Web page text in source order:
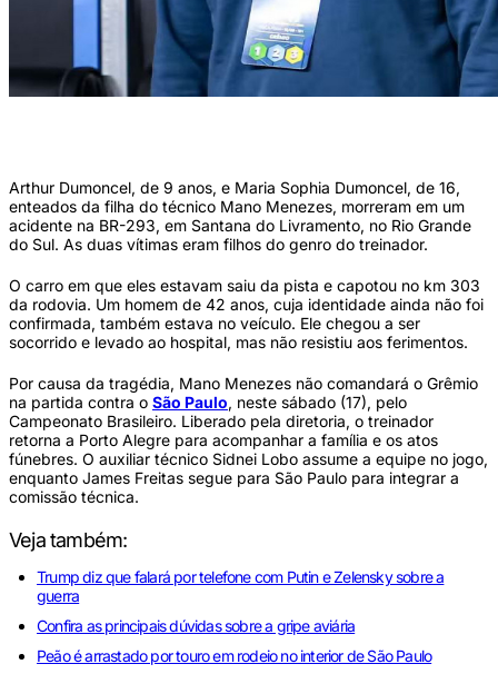
Arthur Dumoncel, de 9 anos, e Maria Sophia Dumoncel, de 16,
enteados da filha do técnico Mano Menezes, morreram em um
acidente na BR-293, em Santana do Livramento, no Rio Grande
do Sul. As duas vítimas eram filhos do genro do treinador.
O carro em que eles estavam saiu da pista e capotou no km 303
da rodovia. Um homem de 42 anos, cuja identidade ainda não foi
confirmada, também estava no veículo. Ele chegou a ser
socorrido e levado ao hospital, mas não resistiu aos ferimentos.
Por causa da tragédia, Mano Menezes não comandará o Grêmio
na partida contra o São Paulo, neste sábado (17), pelo
Campeonato Brasileiro. Liberado pela diretoria, o treinador
retorna a Porto Alegre para acompanhar a família e os atos
fúnebres. O auxiliar técnico Sidnei Lobo assume a equipe no jogo,
enquanto James Freitas segue para São Paulo para integrar a
comissão técnica.
Veja também:
Trump diz que falará por telefone com Putin e Zelensky sobre a
guerra
Confira as principais dúvidas sobre a gripe aviária
Peão é arrastado por touro em rodeio no interior de São Paulo